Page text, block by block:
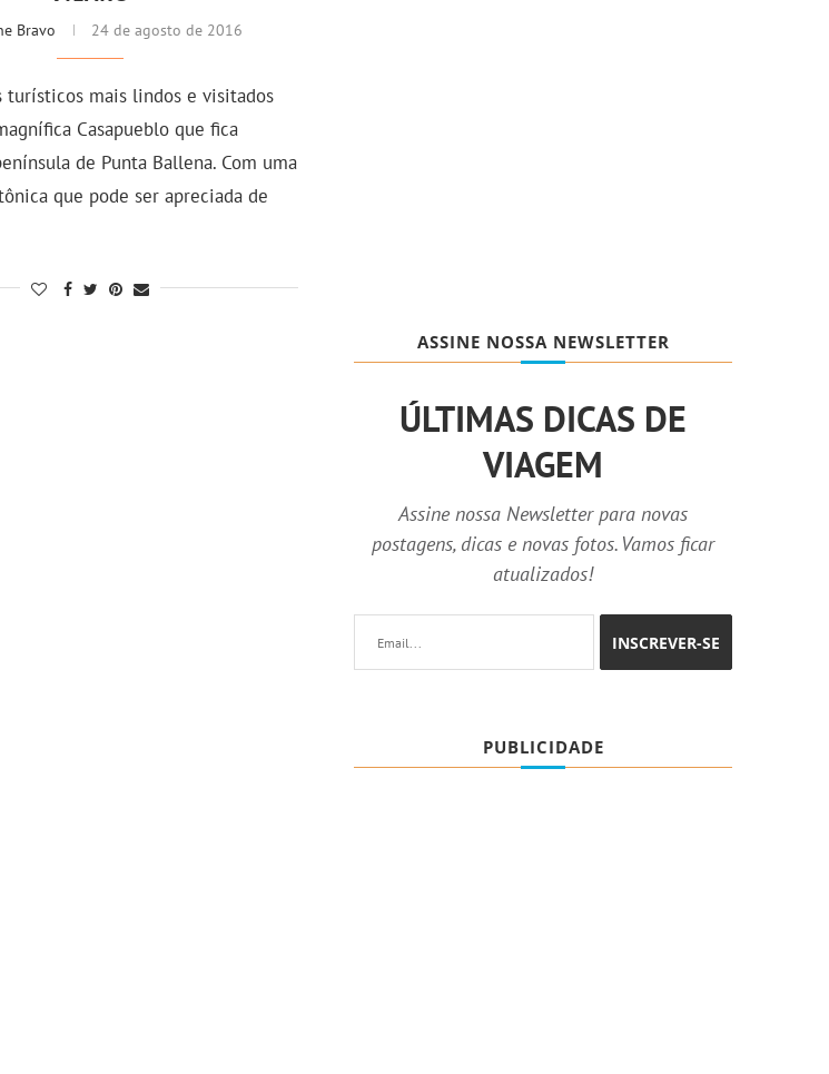
Bravo 24 de agosto de 2016
turísticos mais lindos e visitados
Casapueblo que fica
de Punta Ballena. Com uma
que pode ser apreciada de
ASSINE NOSSA NEWSLETTER
ÚLTIMAS DICAS DE
VIAGEM
Assine nossa Newsletter para novas
postagens, dicas e novas fotos. Vamos ficar
atualizados!
PUBLICIDADE